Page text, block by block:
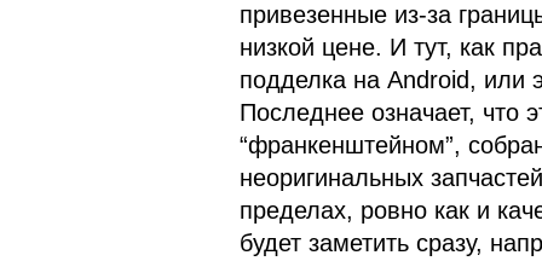
привезенные из-за
низкой цене. И тут, как
подделка на Android, или
Последнее означает, что
“франкенштейном”,
неоригинальных
пределах, ровно как и
будет заметить сразу,